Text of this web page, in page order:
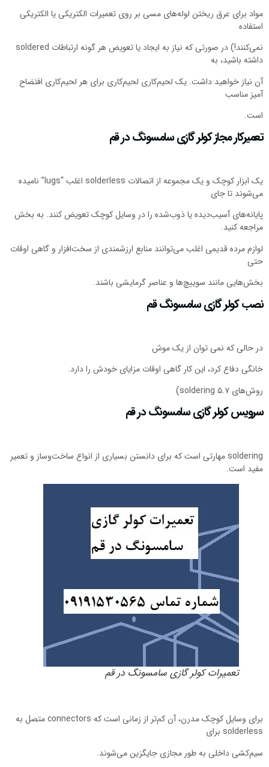
مواد برای عرق ریختن لوله‌های مسی بر روی تعمیرات الکتریکی یا الکتریکی
استفاده
نمی‌کنند!) در صورتی که نیاز به ایجاد یا تعویض هر گونه ارتباطات soldered
داشته باشید، به
آن نیاز خواهید داشت. یک لحیم‌کاری لحیم‌کاری برای هر لحیم‌کاری افتضاح
آمیز مناسب
است.
تعمیرکار مجاز کولر گازی سامسونگ در قم
یک ابزار کوچک و یک مجموعه از اتصالات solderless اغلب “lugs” نامیده
می‌شوند تا جای
پایانه‌های آسیب‌دیده یا ذوب‌شده را در وسایل کوچک تعویض کنند. به بخش
مراجعه کنید.
لوازم مرده قدیمی اغلب می‌توانند منابع ارزشمندی از سخت‌افزار و گاهی اوقات
حتی
بخش‌هایی مانند سوییچ‌ها و عناصر گرمایشی باشند.
نصب کولر گازی سامسونگ قم
در حالی که نمی توان از یک موش
خانگی دفاع کرد، این کار گاهی اوقات مزایای خودش را دارد.
روش‌های soldering ۵.۷)
سرویس کولر گازی سامسونگ در قم
soldering مهارتی است که برای دانستن بسیاری از انواع ساخت‌وساز و تعمیر
مفید است.
تعمیرات کولر گازی سامسونگ در قم
برای وسایل کوچک مدرن، آن کم‌تر از زمانی است که connectors متصل به
solderless برای
سیم‌کشی داخلی به طور مجازی جایگزین می‌شوند.